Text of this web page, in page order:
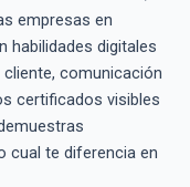
empresas en
habilidades digitales
comunicación
certificados visibles
cual te diferencia en